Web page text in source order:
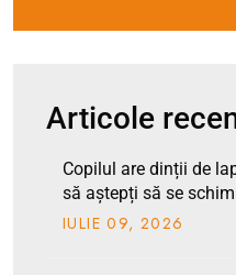
Articole
Copilul are dinții de
să aștepți să se
IULIE09, 2026